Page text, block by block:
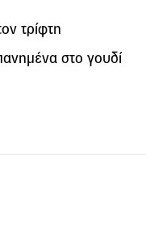
τρίφτη
στο γουδί